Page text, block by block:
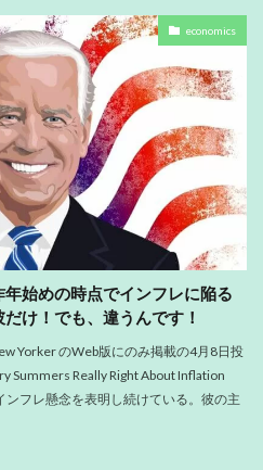
economics
始めの時点でインフレに陥る
け！でも、違うんです！
Yorker のWeb版にのみ掲載の4月8日投
Summers Really Right About Inflation
ンフレ懸念を表明し続けている。彼の主